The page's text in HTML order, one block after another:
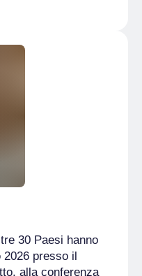
30 Paesi hanno
2026 presso il
alla conferenza